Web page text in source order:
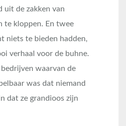
uit de zakken van
te kloppen. En twee
niets te bieden hadden,
verhaal voor de buhne.
waarvan de
was dat niemand
dat ze grandioos zijn